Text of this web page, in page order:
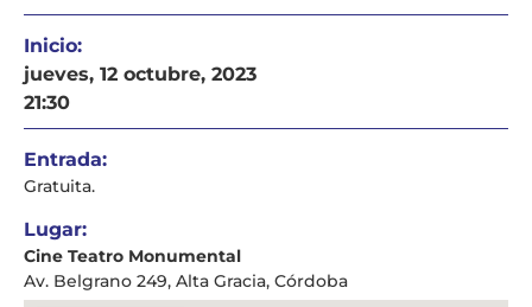
Inicio:
jueves, 12 octubre, 2023
21:30
Entrada:
Gratuita.
Lugar:
Cine Teatro Monumental
Av. Belgrano 249, Alta Gracia, Córdoba